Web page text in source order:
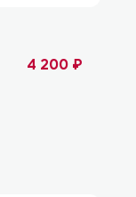
4 200 ₽